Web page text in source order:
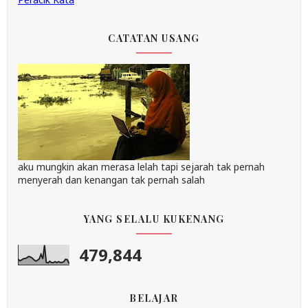
CATATAN USANG
aku mungkin akan merasa lelah tapi sejarah tak pernah
menyerah dan kenangan tak pernah salah
YANG SELALU KUKENANG
479,844
BELAJAR